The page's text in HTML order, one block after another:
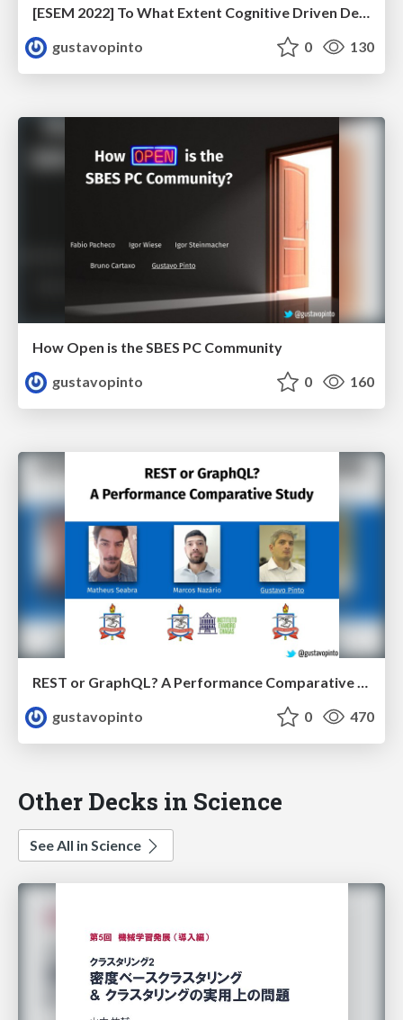
gustavopinto
0 130
How Open is the SBES PC Community
gustavopinto
0 160
REST or GraphQL? A Performance Comparative Study
gustavopinto
0 470
Other Decks in Science
See All in Science